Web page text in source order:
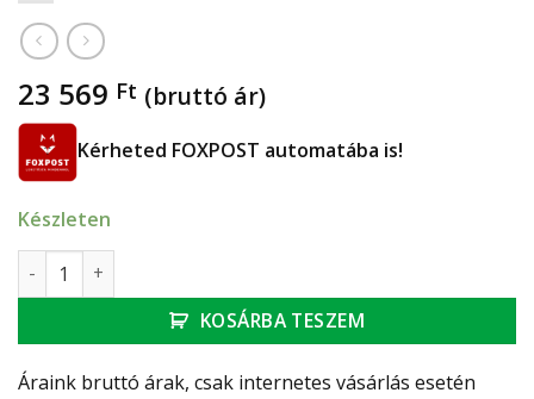
23 569 Ft (bruttó ár)
Kérheted FOXPOST automatába is!
Készleten
Ferro Ritto Black kádcsaptelep mennyiség
KOSÁRBA TESZEM
Áraink bruttó árak, csak internetes vásárlás esetén